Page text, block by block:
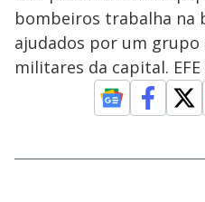
bombeiros trabalha na
ajudados por um grupo
militares da capital.